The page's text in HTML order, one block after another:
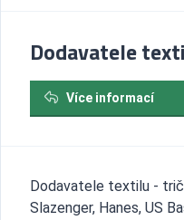
Dodavatele
Více informací
Dodavatele textilu -
Slazenger, Hanes, US